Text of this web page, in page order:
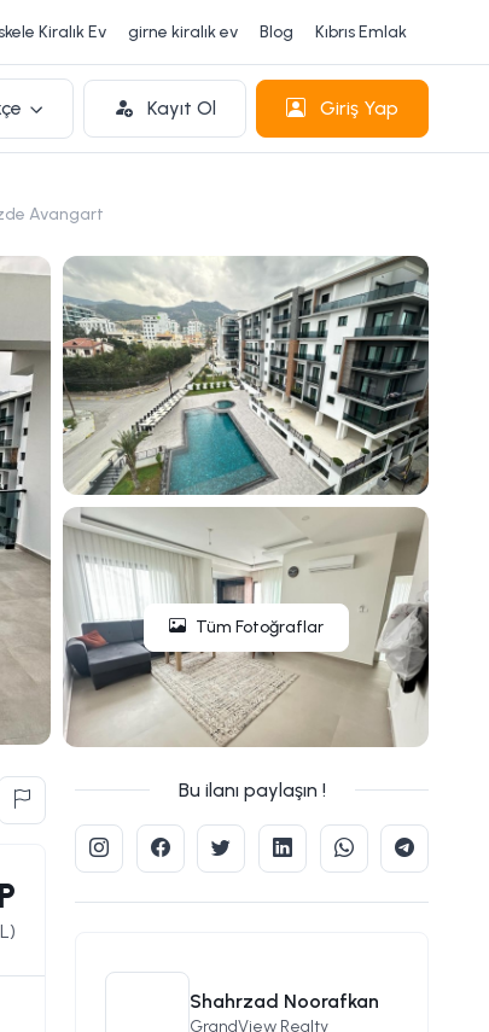
Kiralık Ev girne kiralık ev Blog Kıbrıs Emlak
Kayıt Ol Giriş Yap
Avangart
Tüm Fotoğraflar
Bu ilanı paylaşın !
Shahrzad Noorafkan
GrandView Realty